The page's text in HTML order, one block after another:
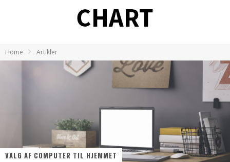
Home Artikler
VALG AF COMPUTER TIL HJEMMET